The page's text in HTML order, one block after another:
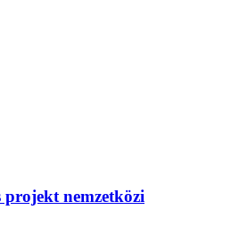
projekt nemzetközi